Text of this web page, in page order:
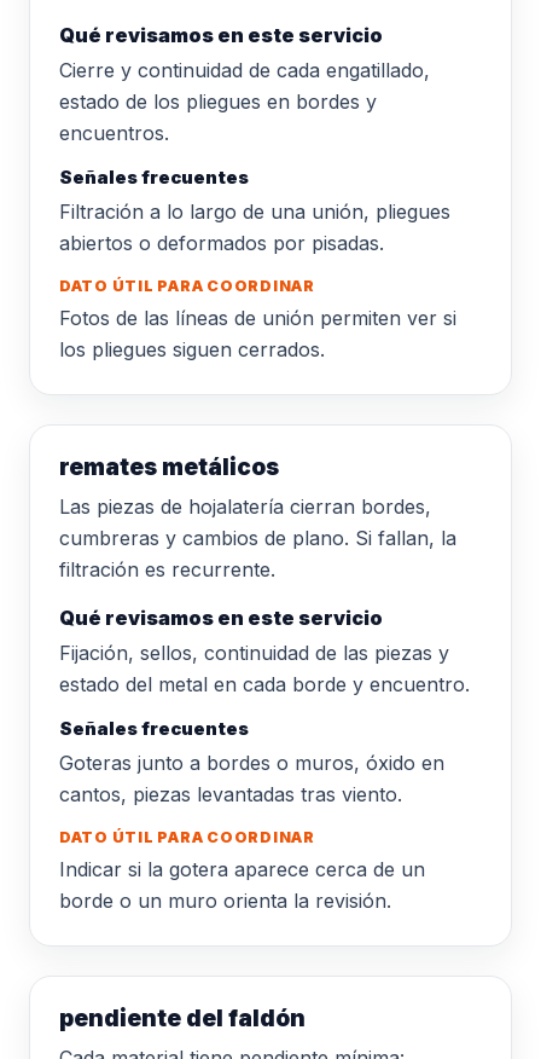
Qué revisamos en este servicio
Cierre y continuidad de cada engatillado,
estado de los pliegues en bordes y
encuentros.
Señales frecuentes
Filtración a lo largo de una unión, pliegues
abiertos o deformados por pisadas.
DATO ÚTIL PARA COORDINAR
Fotos de las líneas de unión permiten ver si
los pliegues siguen cerrados.
remates metálicos
Las piezas de hojalatería cierran bordes,
cumbreras y cambios de plano. Si fallan, la
filtración es recurrente.
Qué revisamos en este servicio
Fijación, sellos, continuidad de las piezas y
estado del metal en cada borde y encuentro.
Señales frecuentes
Goteras junto a bordes o muros, óxido en
cantos, piezas levantadas tras viento.
DATO ÚTIL PARA COORDINAR
Indicar si la gotera aparece cerca de un
borde o un muro orienta la revisión.
pendiente del faldón